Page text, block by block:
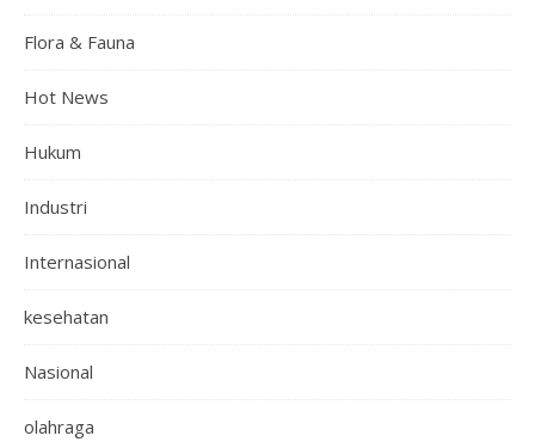
Flora & Fauna
Hot News
Hukum
Industri
Internasional
kesehatan
Nasional
olahraga